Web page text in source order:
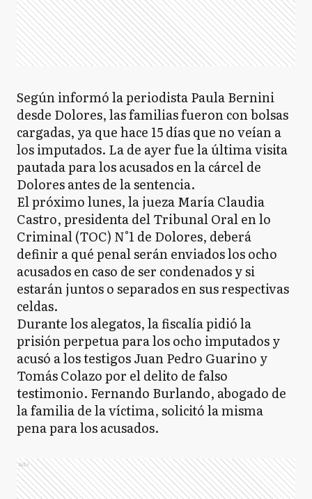
Según informó la periodista Paula Bernini
desde Dolores, las familias fueron con bolsas
cargadas, ya que hace 15 días que no veían a
los imputados. La de ayer fue la última visita
pautada para los acusados en la cárcel de
Dolores antes de la sentencia.
El próximo lunes, la jueza María Claudia
Castro, presidenta del Tribunal Oral en lo
Criminal (TOC) N°1 de Dolores, deberá
definir a qué penal serán enviados los ocho
acusados en caso de ser condenados y si
estarán juntos o separados en sus respectivas
celdas.
Durante los alegatos, la fiscalía pidió la
prisión perpetua para los ocho imputados y
acusó a los testigos Juan Pedro Guarino y
Tomás Colazo por el delito de falso
testimonio. Fernando Burlando, abogado de
la familia de la víctima, solicitó la misma
pena para los acusados.
Ads